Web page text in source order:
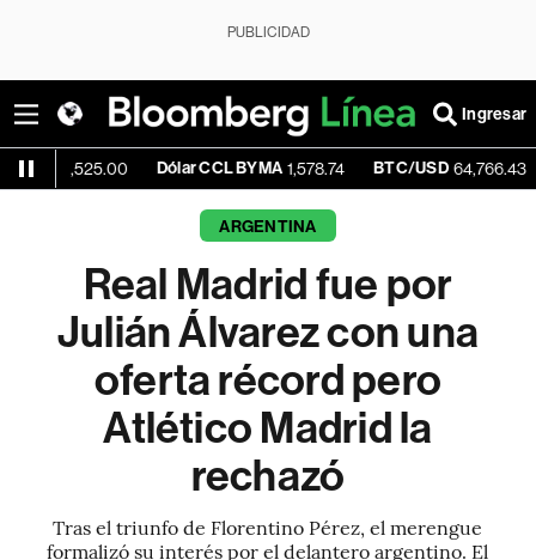
PUBLICIDAD
Ingresar
Dólar CCL BYMA 1,578.74 BTC/USD 64,766.43 -0.41%
ARGENTINA
Real Madrid fue por
Julián Álvarez con una
oferta récord pero
Atlético Madrid la
rechazó
Tras el triunfo de Florentino Pérez, el merengue
formalizó su interés por el delantero argentino. El